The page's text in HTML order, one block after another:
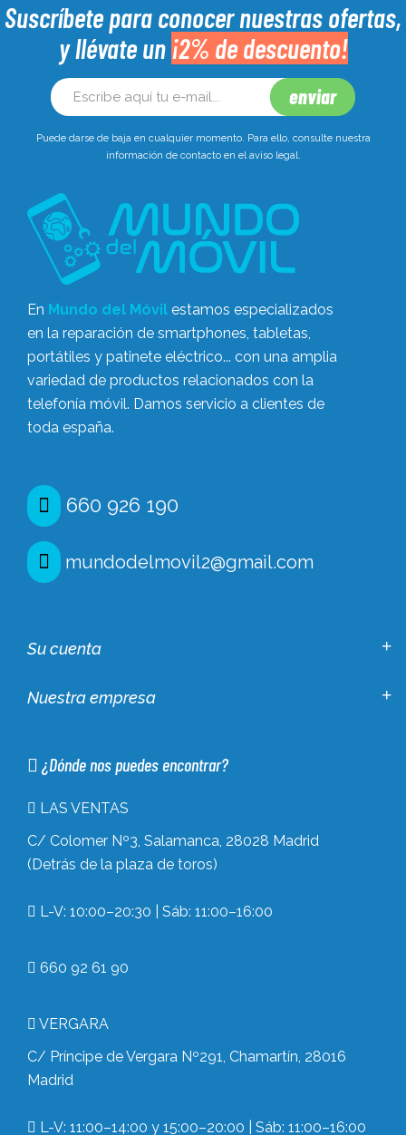
Suscríbete para conocer nuestras ofertas,
y llévate un ¡2% de descuento!
Puede darse de baja en cualquier momento. Para ello, consulte nuestra
información de contacto en el aviso legal.
En Mundo del Móvil estamos especializados
en la reparación de smartphones, tabletas,
portátiles y patinete eléctrico... con una amplia
variedad de productos relacionados con la
telefonía móvil. Damos servicio a clientes de
toda españa.
660 926 190
mundodelmovil2@gmail.com
Su cuenta
Nuestra empresa
¿Dónde nos puedes encontrar?
LAS VENTAS
C/ Colomer Nº3, Salamanca, 28028 Madrid
(Detrás de la plaza de toros)
L-V: 10:00–20:30 | Sáb: 11:00–16:00
660 92 61 90
VERGARA
C/ Príncipe de Vergara Nº291, Chamartín, 28016
Madrid
L-V: 11:00–14:00 y 15:00–20:00 | Sáb: 11:00–16:00